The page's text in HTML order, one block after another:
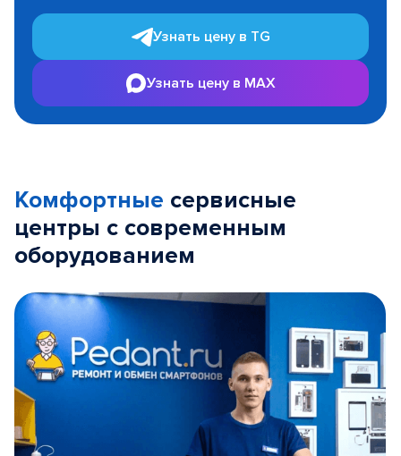
Узнать цену в TG
Узнать цену в MAX
Комфортные сервисные
центры с современным
оборудованием